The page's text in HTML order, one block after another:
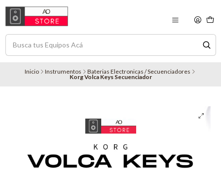
Inicio Instrumentos Baterias Electronicas / Secuenciadores
Korg Volca Keys Secuenciador